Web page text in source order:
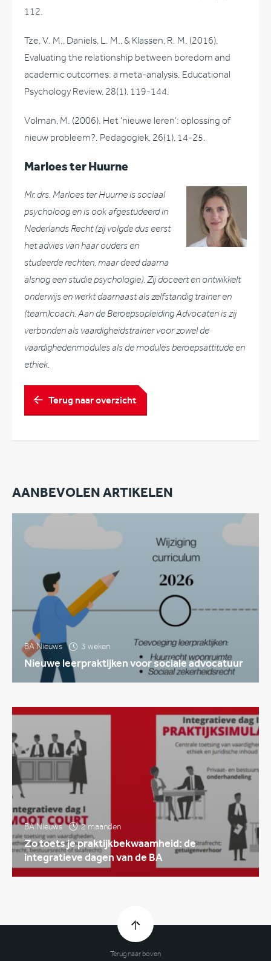
112.
Tze, V. M., Daniels, L. M., & Klassen, R. M. (2016).
Evaluating the relationship between boredom and
academic outcomes: a meta-analysis. Educational
Psychology Review, 28(1), 119-144.
Volman, M. (2006). Het ‘nieuwe leren’: oplossing of
nieuw probleem?. Pedagogiek, 26(1), 14-25.
Marloes ter Huurne
Mr. drs. Marloes ter Huurne is sociaal
psycholoog en is ook afgestudeerd in
Nederlands Recht (zij volgde dus eerst
het advies van haar ouders en
studeerde rechten, maar deed daarna
alsnog een studie psychologie). Zij doceert en ontwikkelt
onderwijs en werkt daarnaast als zelfstandig trainer en
(team)coach. Aan de Beroepsopleiding Advocaten is zij
verbonden als vaardigheidstrainer voor zowel de
vaardighedenmodules als de modules beroepsattitude en
ethiek.
Terug naar overzicht
AANBEVOLEN ARTIKELEN
BA Nieuws 3 weken
Nieuwe leerpraktijken voor sociale advocatuur
BA Nieuws 2 maanden
Zo toets je praktijkbekwaamheid: de
integratieve dagen van de BA
Terug naar boven